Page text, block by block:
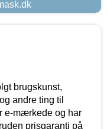
brugskunst,
andre ting til
e-mærkede og har
prisgaranti på